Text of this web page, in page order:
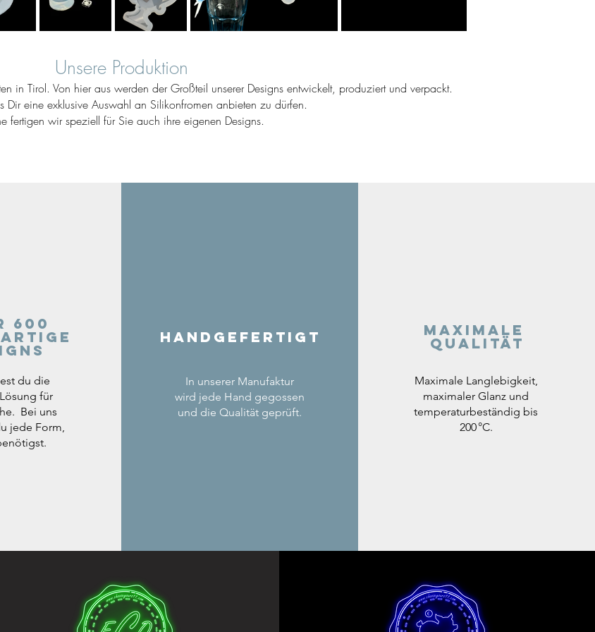
Unsere Produktion
in Tirol. Von hier aus werden der Großteil unserer Designs entwickelt, produziert und verpackt.
Dir eine exklusive Auswahl an Silikonfromen anbieten zu dürfen.
fertigen wir speziell für Sie auch ihre eigenen Designs.
600
du die
für
Bei uns
jede Form,
Handgefertigt
In unserer Manufaktur
wird jede Hand gegossen
und die Qualität geprüft.
Maximale
Qualität
Maximale Langlebigkeit,
maximaler Glanz und
temperaturbeständig bis
200 °C.